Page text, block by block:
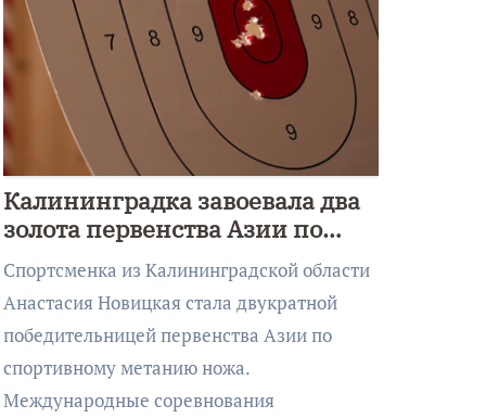
Калининградка завоевала два
золота первенства Азии по
метанию ножа
Спортсменка из Калининградской области
Анастасия Новицкая стала двукратной
победительницей первенства Азии по
спортивному метанию ножа.
Международные соревнования